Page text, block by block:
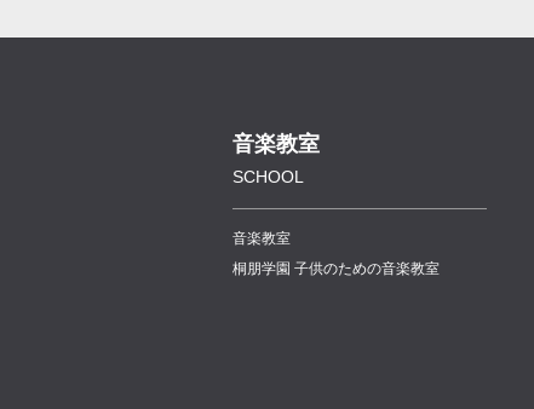
音楽教室
SCHOOL
音楽教室
桐朋学園 子供のための音楽教室